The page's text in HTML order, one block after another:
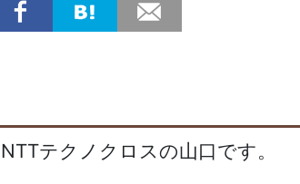
NTTテクノクロスの山口です。